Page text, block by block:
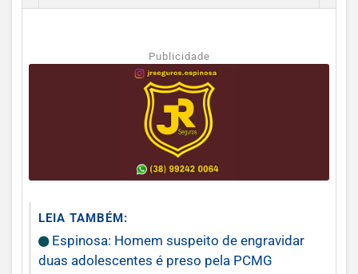
Publicidade
LEIA TAMBÉM:
Espinosa: Homem suspeito de engravidar
duas adolescentes é preso pela PCMG